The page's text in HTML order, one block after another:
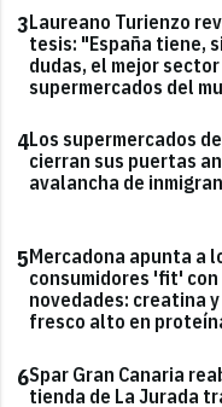
3Laureano Turienzo
tesis: "España tiene,
dudas, el mejor sector
supermercados del
4Los supermercados
cierran sus puertas
avalancha de
5Mercadona apunta a
consumidores 'fit' con
novedades: creatina
fresco alto en
6Spar Gran Canaria
tienda de La Jurada